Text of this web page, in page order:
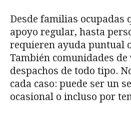
Desde familias ocupadas
apoyo regular, hasta
requieren ayuda puntual
También comunidades de
despachos de todo tipo.
cada caso: puede ser un
ocasional o incluso por